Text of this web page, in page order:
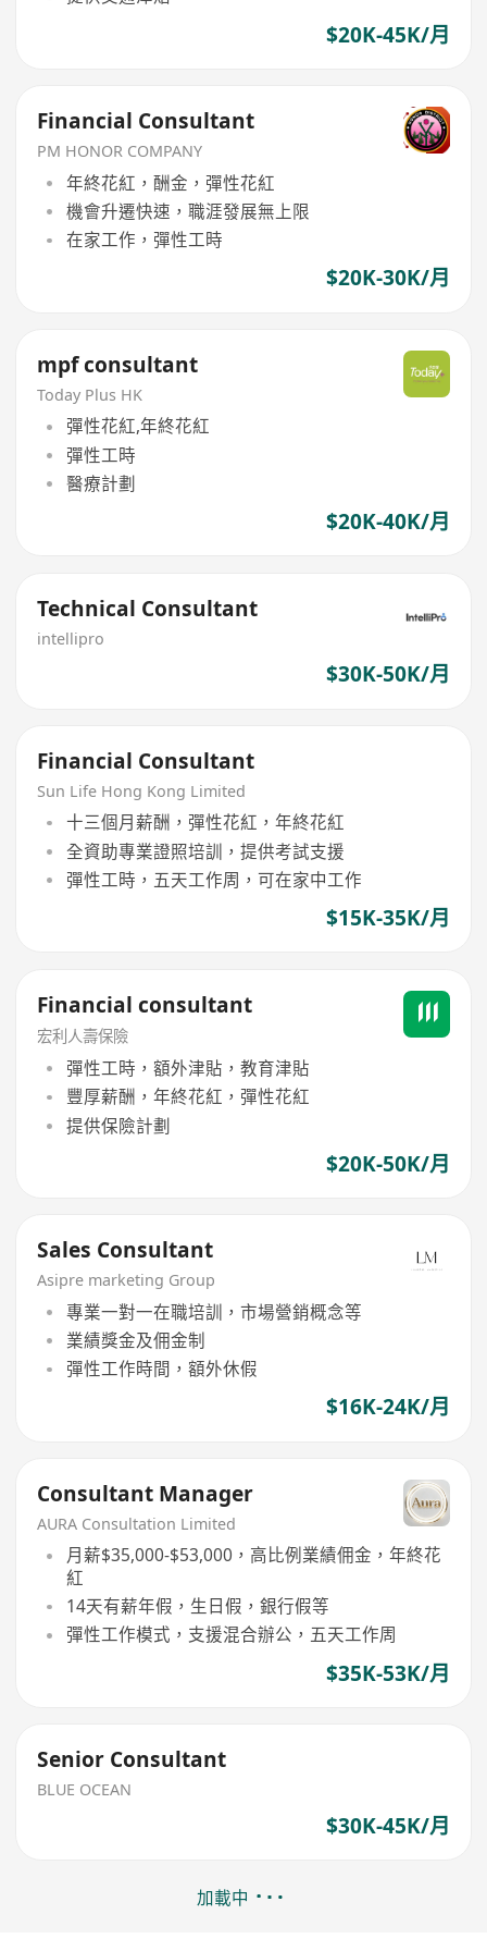
$20K-45K/月
Financial Consultant
PM HONOR COMPANY
年終花紅，酬金，彈性花紅
機會升遷快速，職涯發展無上限
在家工作，彈性工時
$20K-30K/月
mpf consultant
Today Plus HK
彈性花紅,年終花紅
彈性工時
醫療計劃
$20K-40K/月
Technical Consultant
intellipro
$30K-50K/月
Financial Consultant
Sun Life Hong Kong Limited
十三個月薪酬，彈性花紅，年終花紅
全資助專業證照培訓，提供考試支援
彈性工時，五天工作周，可在家中工作
$15K-35K/月
Financial consultant
宏利人壽保險
彈性工時，額外津貼，教育津貼
豐厚薪酬，年終花紅，彈性花紅
提供保險計劃
$20K-50K/月
Sales Consultant
Asipre marketing Group
專業一對一在職培訓，市場營銷概念等
業績獎金及佣金制
彈性工作時間，額外休假
$16K-24K/月
Consultant Manager
AURA Consultation Limited
月薪$35,000-$53,000，高比例業績佣金，年終花
紅
14天有薪年假，生日假，銀行假等
彈性工作模式，支援混合辦公，五天工作周
$35K-53K/月
Senior Consultant
BLUE OCEAN
$30K-45K/月
加載中